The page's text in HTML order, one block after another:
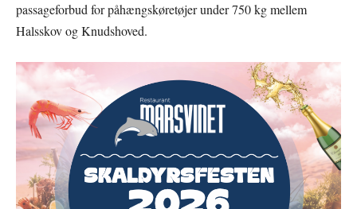
passageforbud for påhængskøretøjer under 750 kg mellem
Halsskov og Knudshoved.